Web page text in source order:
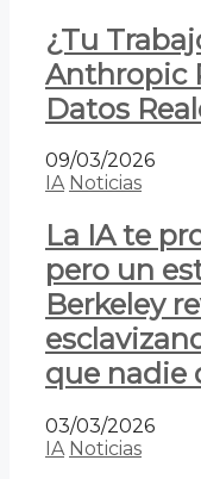
¿Tu
Anthropic
Datos
09/03/2026
IA Noticias
La IA te
pero un
Berkeley
que nadie
03/03/2026
IA Noticias